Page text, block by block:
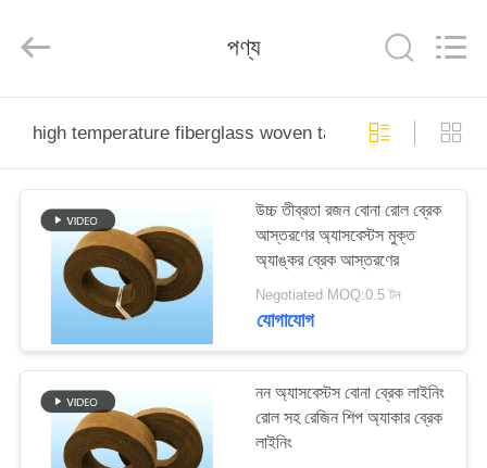
পণ্য
আমাদের
সম্পর্কে
কারখানা
ভ্রমণ
Friction
Materials
পণ্য
high temperature fiberglass woven tape
উচ্চ তীব্রতা রজন বোনা রোল ব্রেক
আস্তরণের অ্যাসবেস্টস মুক্ত
অ্যাঙ্কর ব্রেক আস্তরণের
Negotiated MOQ:0.5 টন
যোগাযোগ
নন অ্যাসবেস্টস বোনা ব্রেক লাইনিং
রোল সহ রেজিন শিপ অ্যাকার ব্রেক
লাইনিং